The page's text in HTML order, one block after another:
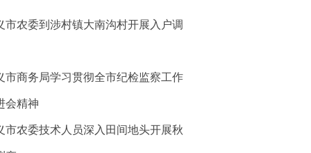
市农委到涉村镇大南沟村开展入户调
市商务局学习贯彻全市纪检监察工作
会精神
市农委技术人员深入田间地头开展秋